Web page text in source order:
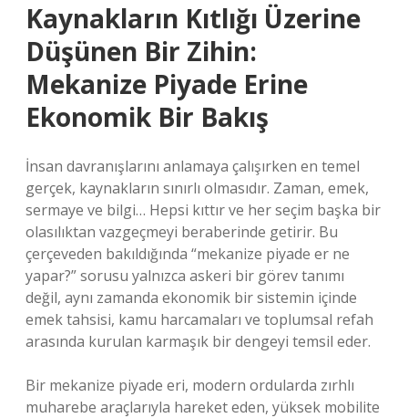
Kaynakların Kıtlığı Üzerine
Düşünen Bir Zihin:
Mekanize Piyade Erine
Ekonomik Bir Bakış
İnsan davranışlarını anlamaya çalışırken en temel
gerçek, kaynakların sınırlı olmasıdır. Zaman, emek,
sermaye ve bilgi… Hepsi kıttır ve her seçim başka bir
olasılıktan vazgeçmeyi beraberinde getirir. Bu
çerçeveden bakıldığında “mekanize piyade er ne
yapar?” sorusu yalnızca askeri bir görev tanımı
değil, aynı zamanda ekonomik bir sistemin içinde
emek tahsisi, kamu harcamaları ve toplumsal refah
arasında kurulan karmaşık bir dengeyi temsil eder.
Bir mekanize piyade eri, modern ordularda zırhlı
muharebe araçlarıyla hareket eden, yüksek mobilite